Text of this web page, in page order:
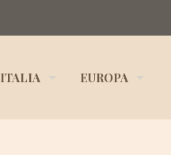
ITALIA EUROPA